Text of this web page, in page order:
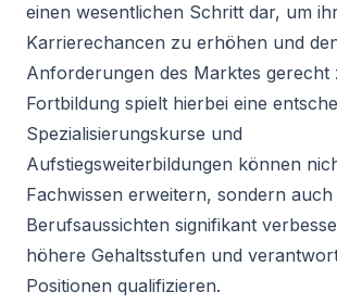
einen wesentlichen Schritt dar, um
Karrierechancen zu erhöhen und
Anforderungen des Marktes gerecht
Fortbildung spielt hierbei eine
Spezialisierungskurse und
Aufstiegsweiterbildungen können
Fachwissen erweitern, sondern auch
Berufsaussichten signifikant
höhere Gehaltsstufen und
Positionen qualifizieren.